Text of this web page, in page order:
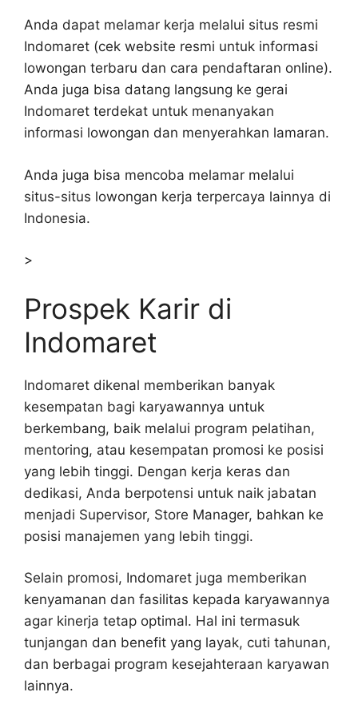
Anda dapat melamar kerja melalui situs resmi
Indomaret (cek website resmi untuk informasi
lowongan terbaru dan cara pendaftaran online).
Anda juga bisa datang langsung ke gerai
Indomaret terdekat untuk menanyakan
informasi lowongan dan menyerahkan lamaran.
Anda juga bisa mencoba melamar melalui
situs-situs lowongan kerja terpercaya lainnya di
Indonesia.
>
Prospek Karir di
Indomaret
Indomaret dikenal memberikan banyak
kesempatan bagi karyawannya untuk
berkembang, baik melalui program pelatihan,
mentoring, atau kesempatan promosi ke posisi
yang lebih tinggi. Dengan kerja keras dan
dedikasi, Anda berpotensi untuk naik jabatan
menjadi Supervisor, Store Manager, bahkan ke
posisi manajemen yang lebih tinggi.
Selain promosi, Indomaret juga memberikan
kenyamanan dan fasilitas kepada karyawannya
agar kinerja tetap optimal. Hal ini termasuk
tunjangan dan benefit yang layak, cuti tahunan,
dan berbagai program kesejahteraan karyawan
lainnya.